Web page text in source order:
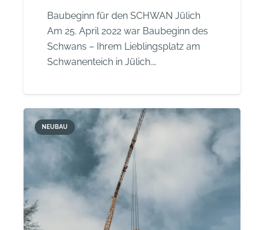
Baubeginn für den SCHWAN Jülich
Am 25. April 2022 war Baubeginn des
Schwans – Ihrem Lieblingsplatz am
Schwanenteich in Jülich.…
NEUBAU